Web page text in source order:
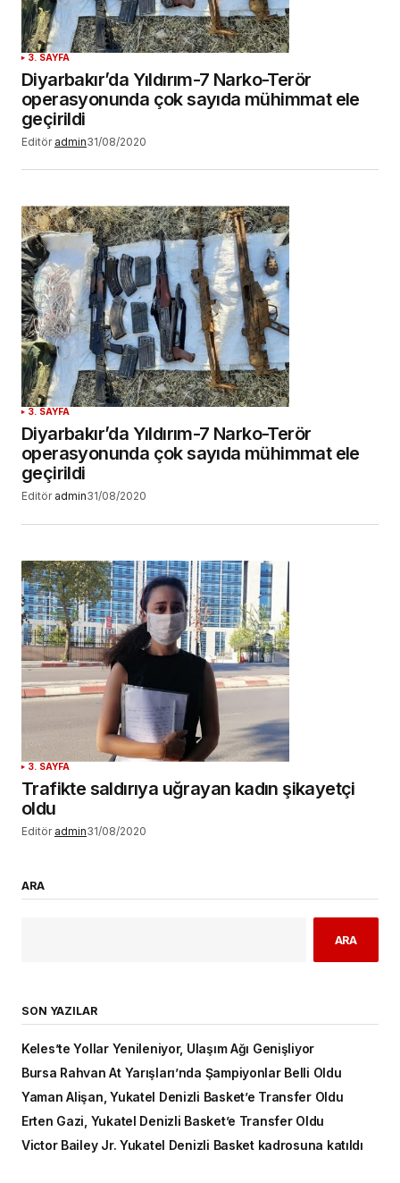
3. SAYFA
Diyarbakır’da Yıldırım-7 Narko-Terör
operasyonunda çok sayıda mühimmat ele
geçirildi
Editör admin31/08/2020
3. SAYFA
Diyarbakır’da Yıldırım-7 Narko-Terör
operasyonunda çok sayıda mühimmat ele
geçirildi
Editör admin31/08/2020
3. SAYFA
Trafikte saldırıya uğrayan kadın şikayetçi
oldu
Editör admin31/08/2020
ARA
ARA
SON YAZILAR
Keles’te Yollar Yenileniyor, Ulaşım Ağı Genişliyor
Bursa Rahvan At Yarışları’nda Şampiyonlar Belli Oldu
Yaman Alişan, Yukatel Denizli Basket’e Transfer Oldu
Erten Gazi, Yukatel Denizli Basket’e Transfer Oldu
Victor Bailey Jr. Yukatel Denizli Basket kadrosuna katıldı